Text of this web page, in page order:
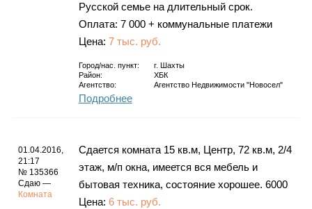
Русской семье на длительный срок.
Оплата: 7 000 + коммунальные платежи
Цена: 7 тыс. руб.
Город/нас. пункт: г.
Шахты
Район:
ХБК
Агентство:
Агентство Недвижимости "Новосел"
Подробнее
01.04.2016,
21:17
№ 135366
Сдаю —
Комната
Сдается комната 15 кв.м, Центр, 72 кв.м, 2/4
этаж, м/п окна, имеется вся мебель и
бытовая техника, состояние хорошее. 6000
Цена: 6 тыс. руб.